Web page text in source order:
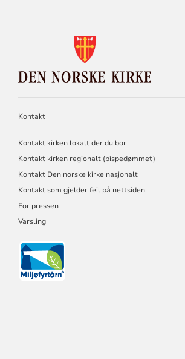
NORSKE
KIRKE
Kontakt
Kontakt kirken lokalt der du bor
Kontakt kirken regionalt (bispedømmet)
Kontakt Den norske kirke nasjonalt
Kontakt som gjelder feil på nettsiden
For pressen
Varsling